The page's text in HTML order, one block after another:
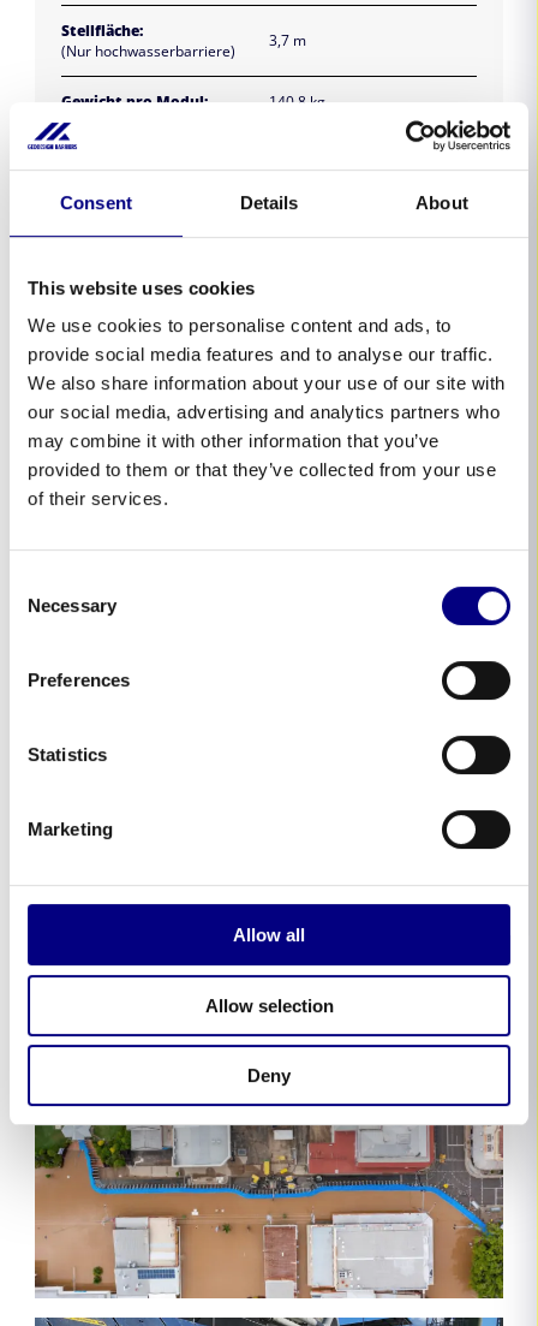
Consent Details About
This website uses cookies
We use cookies to personalise content and ads, to
provide social media features and to analyse our traffic.
We also share information about your use of our site with
our social media, advertising and analytics partners who
may combine it with other information that you’ve
provided to them or that they’ve collected from your use
of their services.
Selection
Necessary
Preferences
Statistics
Marketing
Allow all
Allow selection
Deny
Stellfläche:
(Nur hochwasserbarriere)
3,7 m
Gewicht pro Modul: 140,8 kg
Lagerungsvolumen,
Gewicht:
(Ein Set, 33 Module)
13,3 m³, 5,2 Tonnen